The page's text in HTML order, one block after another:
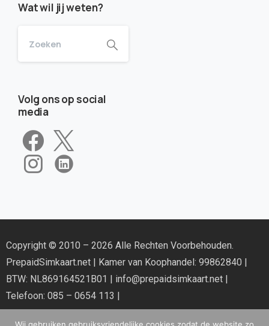
Wat wil jij weten?
Volg ons op social
media
Copyright © 2010 – 2026 Alle Rechten Voorbehouden.
PrepaidSimkaart.net | Kamer van Koophandel: 99862840 |
BTW: NL869164521B01 | info@prepaidsimkaart.net |
Telefoon: 085 – 0654 113 |